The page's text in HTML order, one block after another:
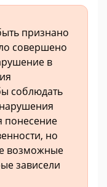
признано
совершено
в
соблюдать
понесение
но
возможные
зависели